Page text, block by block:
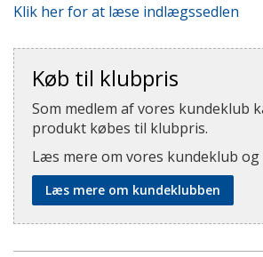
Klik her for at læse indlægssedlen
Køb til klubpris
Som medlem af vores kundeklub
produkt købes til klubpris.
Læs mere om vores kundeklub og
Læs mere om kundeklubben